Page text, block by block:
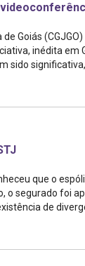
Goiás
inédita em
significativa,
que o
o segurado foi
de